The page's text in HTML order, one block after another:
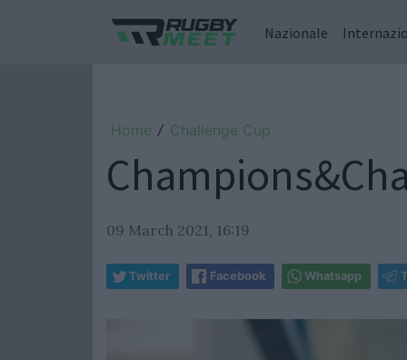
Nazionale
Home / Challenge Cup
09 March 2021, 16:19
Twitter Facebook Whatsapp